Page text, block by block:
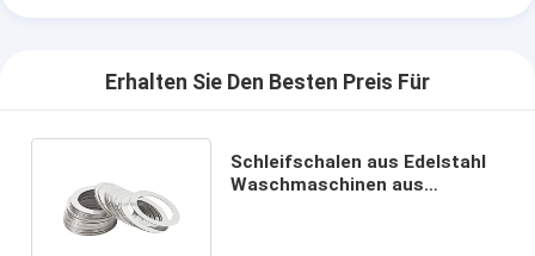
Erhalten Sie Den Besten Preis Für
Schleifschalen aus Edelstahl
Waschmaschinen aus